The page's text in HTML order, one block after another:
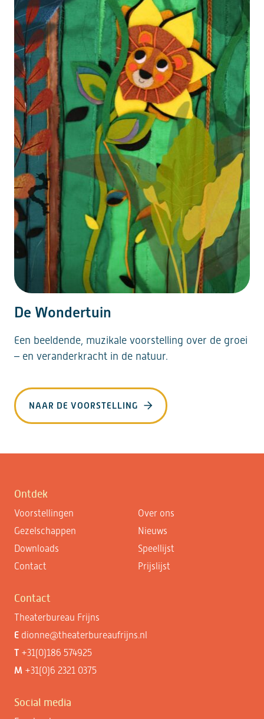
De Wondertuin
Een beeldende, muzikale voorstelling over de groei
– en veranderkracht in de natuur.
NAAR DE VOORSTELLING
Ontdek
Voorstellingen
Over ons
Gezelschappen
Nieuws
Downloads
Speellijst
Contact
Prijslijst
Contact
Theaterbureau Frijns
E dionne@theaterbureaufrijns.nl
T +31(0)186 574925
M +31(0)6 2321 0375
Social media